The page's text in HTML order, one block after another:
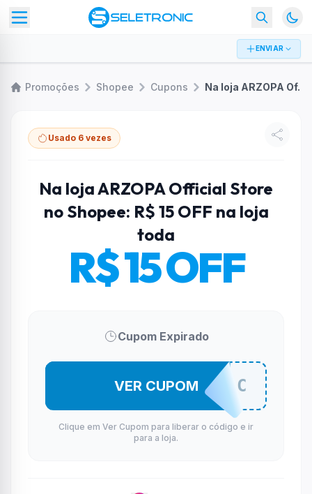
ENVIAR
Promoções Shopee Cupons Na loja ARZOPA Official Store no Shopee: R$ 15 OFF na loja toda
Usado 6 vezes
Na loja ARZOPA Official Store
no Shopee: R$ 15 OFF na loja
toda
R$ 15 OFF
Cupom Expirado
ARZOPARC
VER CUPOM
Clique em Ver Cupom para liberar o código e ir
para a loja.